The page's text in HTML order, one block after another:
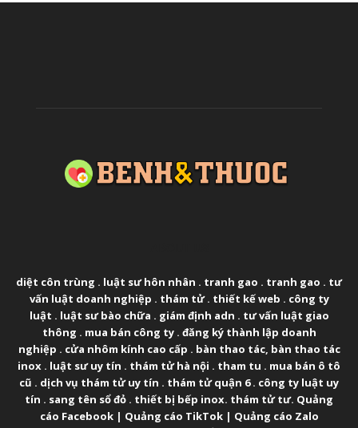
diệt côn trùng . luật sư hôn nhân . tranh gao . tranh gao . tư
vấn luật doanh nghiệp . thám tử. thiết kế web . công ty
luật . luật sư bào chữa . giám định adn . tư vấn luật giao
thông . mua bán công ty. đăng ký thành lập doanh
nghiệp . cửa nhôm kính cao cấp . bàn thao tác, bàn thao tác
inox . luật sư uy tín . thám tử hà nội . tham tu . mua bán ô tô
cũ . dịch vụ thám tử uy tín . thám tử quận 6. công ty luật uy
tín . sang tên sổ đỏ . thiết bị bếp inox. thám tử tư. Quảng
cáo Facebook| Quảng cáo TikTok| Quảng cáo Zalo